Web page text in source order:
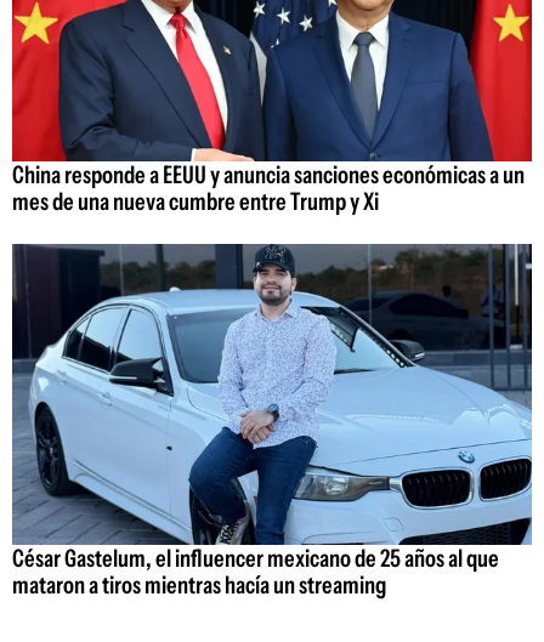
China responde a EEUU y anuncia sanciones económicas a un
mes de una nueva cumbre entre Trump y Xi
César Gastelum, el influencer mexicano de 25 años al que
mataron a tiros mientras hacía un streaming